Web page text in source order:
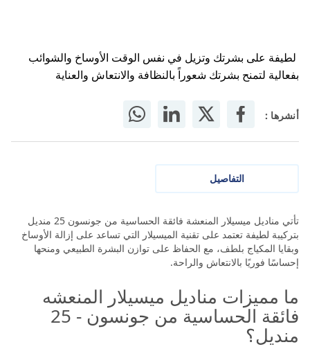
لطيفة على بشرتك وتزيل في نفس الوقت الأوساخ والشوائب
بفعالية لتمنح بشرتك شعوراً بالنظافة والانتعاش والعناية
أنشرها :
التفاصيل
تأتي مناديل ميسيلار المنعشة فائقة الحساسية من جونسون 25 منديل
بتركيبة لطيفة تعتمد على تقنية الميسيلار التي تساعد على إزالة الأوساخ
وبقايا المكياج بلطف، مع الحفاظ على توازن البشرة الطبيعي ومنحها
إحساسًا فوريًا بالانتعاش والراحة.
ما مميزات مناديل ميسيلار المنعشه
فائقة الحساسية من جونسون - 25
منديل؟